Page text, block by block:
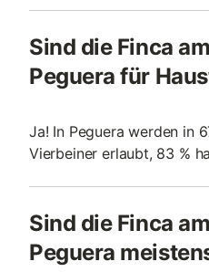
Sind die Finca
Peguera für
Ja! In Peguera werden in
Vierbeiner erlaubt, 83 %
Sind die Finca
Peguera